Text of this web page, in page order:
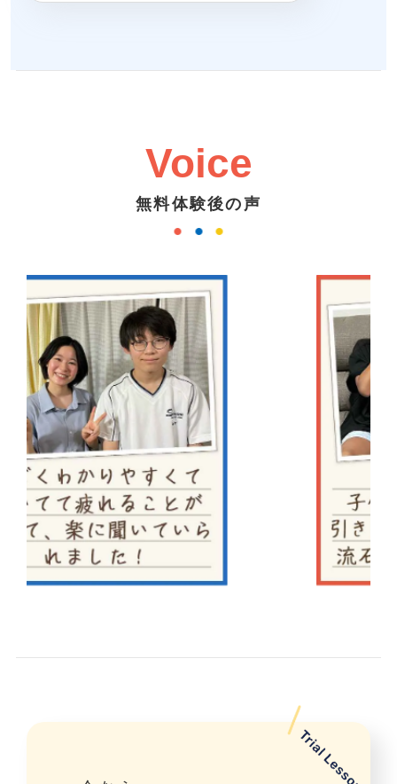
Voice
無料体験後の声